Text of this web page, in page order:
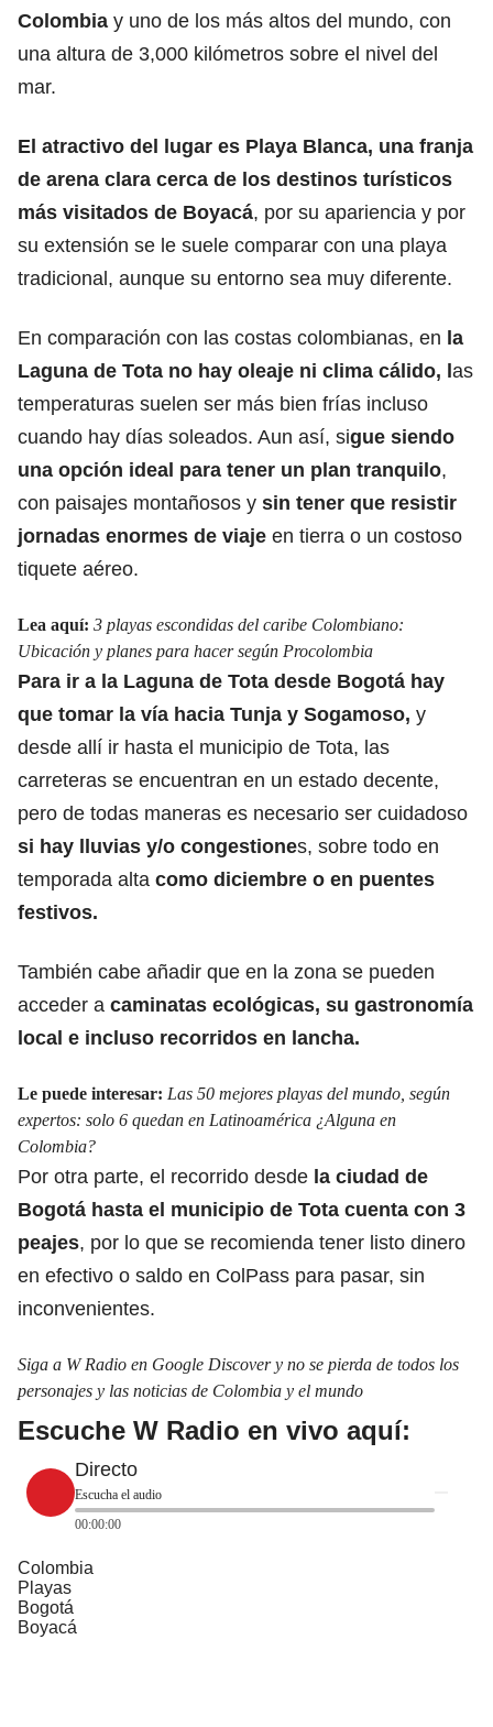
Colombia y uno de los más altos del mundo, con
una altura de 3,000 kilómetros sobre el nivel del
mar.
El atractivo del lugar es Playa Blanca, una franja
de arena clara cerca de los destinos turísticos
más visitados de Boyacá, por su apariencia y por
su extensión se le suele comparar con una playa
tradicional, aunque su entorno sea muy diferente.
En comparación con las costas colombianas, en la
Laguna de Tota no hay oleaje ni clima cálido, las
temperaturas suelen ser más bien frías incluso
cuando hay días soleados. Aun así, sigue siendo
una opción ideal para tener un plan tranquilo,
con paisajes montañosos y sin tener que resistir
jornadas enormes de viaje en tierra o un costoso
tiquete aéreo.
Lea aquí: 3 playas escondidas del caribe Colombiano:
Ubicación y planes para hacer según Procolombia
Para ir a la Laguna de Tota desde Bogotá hay
que tomar la vía hacia Tunja y Sogamoso, y
desde allí ir hasta el municipio de Tota, las
carreteras se encuentran en un estado decente,
pero de todas maneras es necesario ser cuidadoso
si hay lluvias y/o congestiones, sobre todo en
temporada alta como diciembre o en puentes
festivos.
También cabe añadir que en la zona se pueden
acceder a caminatas ecológicas, su gastronomía
local e incluso recorridos en lancha.
Le puede interesar: Las 50 mejores playas del mundo, según
expertos: solo 6 quedan en Latinoamérica ¿Alguna en
Colombia?
Por otra parte, el recorrido desde la ciudad de
Bogotá hasta el municipio de Tota cuenta con 3
peajes, por lo que se recomienda tener listo dinero
en efectivo o saldo en ColPass para pasar, sin
inconvenientes.
Siga a W Radio en Google Discover y no se pierda de todos los
personajes y las noticias de Colombia y el mundo
Escuche W Radio en vivo aquí:
Directo
Escucha el audio
00:00:00
Colombia
Playas
Bogotá
Boyacá